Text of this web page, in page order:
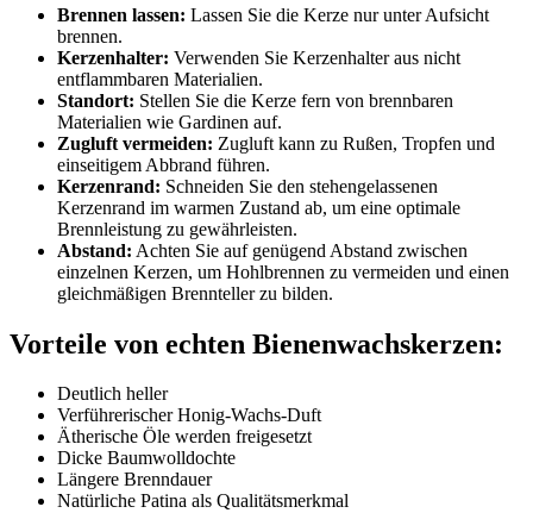
Brennen lassen: Lassen Sie die Kerze nur unter Aufsicht
brennen.
Kerzenhalter: Verwenden Sie Kerzenhalter aus nicht
entflammbaren Materialien.
Standort: Stellen Sie die Kerze fern von brennbaren
Materialien wie Gardinen auf.
Zugluft vermeiden: Zugluft kann zu Rußen, Tropfen und
einseitigem Abbrand führen.
Kerzenrand: Schneiden Sie den stehengelassenen
Kerzenrand im warmen Zustand ab, um eine optimale
Brennleistung zu gewährleisten.
Abstand: Achten Sie auf genügend Abstand zwischen
einzelnen Kerzen, um Hohlbrennen zu vermeiden und einen
gleichmäßigen Brennteller zu bilden.
Vorteile von echten Bienenwachskerzen:
Deutlich heller
Verführerischer Honig-Wachs-Duft
Ätherische Öle werden freigesetzt
Dicke Baumwoll­dochte
Längere Brenndauer
Natürliche Patina als Qualitätsmerkmal